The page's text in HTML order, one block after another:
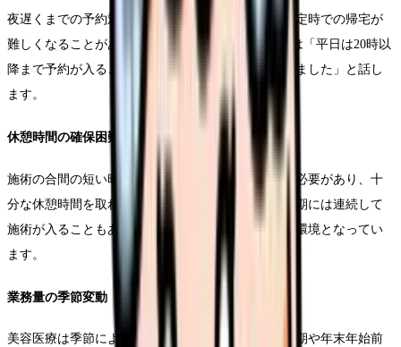
夜遅くまでの予約対応や、急な施術の追加により、定時での帰宅が
難しくなることがあります。美容外科看護師Bさんは「平日は20時以
降まで予約が入ることも多く、残業が常態化していました」と話し
ます。
休憩時間の確保困難
施術の合間の短い時間で記録作成や次の準備を行う必要があり、十
分な休憩時間を取れないことが多いです。特に繁忙期には連続して
施術が入ることもあり、心身の疲労が蓄積しやすい環境となってい
ます。
業務量の季節変動
美容医療は季節による需要の変動が大きく、特に夏期や年末年始前